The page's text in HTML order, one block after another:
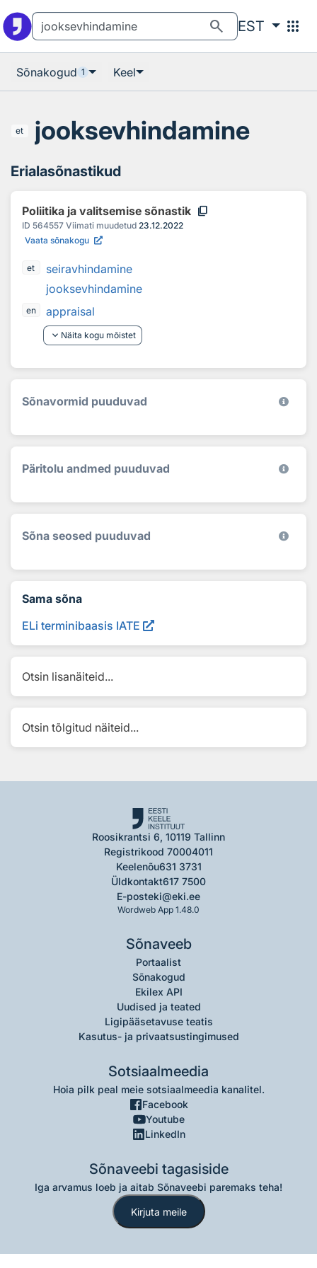
search EST apps
Sõnakogud 1 Keel
et jooksevhindamine
Erialasõnastikud
Poliitika ja valitsemise sõnastik content_copy
ID 564557 Viimati muudetud 23.12.2022
Vaata sõnakogu
et
seiravhindamine
jooksevhindamine
en
appraisal
keyboard_arrow_down Näita kogu mõistet
Sõnavormid puuduvad
Päritolu andmed puuduvad
Sõna seosed puuduvad
Sama sõna
ELi terminibaasis IATE
Otsin lisanäiteid...
Otsin tõlgitud näiteid...
Roosikrantsi 6, 10119 Tallinn
Registrikood 70004011
Keelenõu631 3731
Üldkontakt617 7500
E-posteki@eki.ee
Wordweb App 1.48.0
Sõnaveeb
Portaalist
Sõnakogud
Ekilex API
Uudised ja teated
Ligipääsetavuse teatis
Kasutus- ja privaatsustingimused
Sotsiaalmeedia
Hoia pilk peal meie sotsiaalmeedia kanalitel.
Facebook
Youtube
LinkedIn
Sõnaveebi tagasiside
Iga arvamus loeb ja aitab Sõnaveebi paremaks teha!
Kirjuta meile